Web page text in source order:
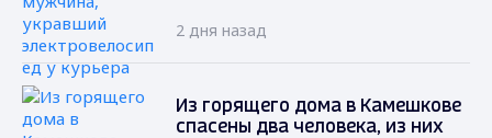
2 дня назад
Из горящего дома в Камешкове
спасены два человека, из них